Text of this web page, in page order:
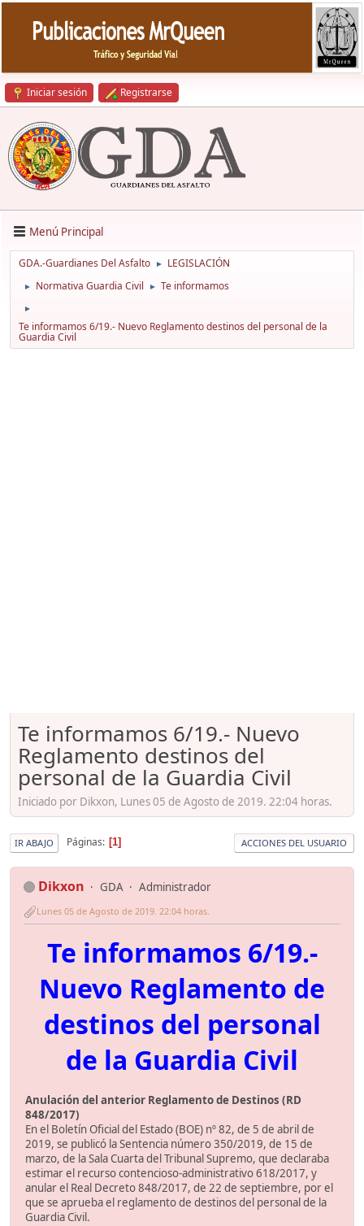
Iniciar sesión Registrarse
Menú Principal
GDA.-Guardianes Del Asfalto ► LEGISLACIÓN
► Normativa Guardia Civil ► Te informamos
►
Te informamos 6/19.- Nuevo Reglamento destinos del personal de la
Guardia Civil
Te informamos 6/19.- Nuevo
Reglamento destinos del
personal de la Guardia Civil
Iniciado por Dikxon, Lunes 05 de Agosto de 2019. 22:04 horas.
IR ABAJO Páginas 1 ACCIONES DEL USUARIO
Dikxon GDA Administrador
Lunes 05 de Agosto de 2019. 22:04 horas.
Te informamos 6/19.-
Nuevo Reglamento de
destinos del personal
de la Guardia Civil
Anulación del anterior Reglamento de Destinos (RD
848/2017)
En el Boletín Oficial del Estado (BOE) nº 82, de 5 de abril de
2019, se publicó la Sentencia número 350/2019, de 15 de
marzo, de la Sala Cuarta del Tribunal Supremo, que declaraba
estimar el recurso contencioso-administrativo 618/2017, y
anular el Real Decreto 848/2017, de 22 de septiembre, por el
que se aprueba el reglamento de destinos del personal de la
Guardia Civil.